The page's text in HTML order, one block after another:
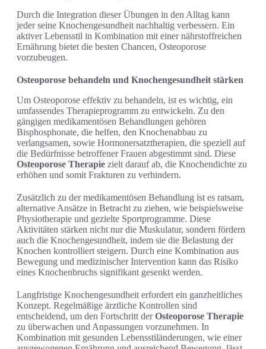
Durch die Integration dieser Übungen in den Alltag kann
jeder seine Knochengesundheit nachhaltig verbessern. Ein
aktiver Lebensstil in Kombination mit einer nährstoffreichen
Ernährung bietet die besten Chancen, Osteoporose
vorzubeugen.
Osteoporose behandeln und Knochengesundheit stärken
Um Osteoporose effektiv zu behandeln, ist es wichtig, ein
umfassendes Therapieprogramm zu entwickeln. Zu den
gängigen medikamentösen Behandlungen gehören
Bisphosphonate, die helfen, den Knochenabbau zu
verlangsamen, sowie Hormonersatztherapien, die speziell auf
die Bedürfnisse betroffener Frauen abgestimmt sind. Diese
Osteoporose Therapie zielt darauf ab, die Knochendichte zu
erhöhen und somit Frakturen zu verhindern.
Zusätzlich zu der medikamentösen Behandlung ist es ratsam,
alternative Ansätze in Betracht zu ziehen, wie beispielsweise
Physiotherapie und gezielte Sportprogramme. Diese
Aktivitäten stärken nicht nur die Muskulatur, sondern fördern
auch die Knochengesundheit, indem sie die Belastung der
Knochen kontrolliert steigern. Durch eine Kombination aus
Bewegung und medizinischer Intervention kann das Risiko
eines Knochenbruchs signifikant gesenkt werden.
Langfristige Knochengesundheit erfordert ein ganzheitliches
Konzept. Regelmäßige ärztliche Kontrollen sind
entscheidend, um den Fortschritt derOsteoporose Therapie
zu überwachen und Anpassungen vorzunehmen. In
Kombination mit gesunden Lebensstiländerungen, wie einer